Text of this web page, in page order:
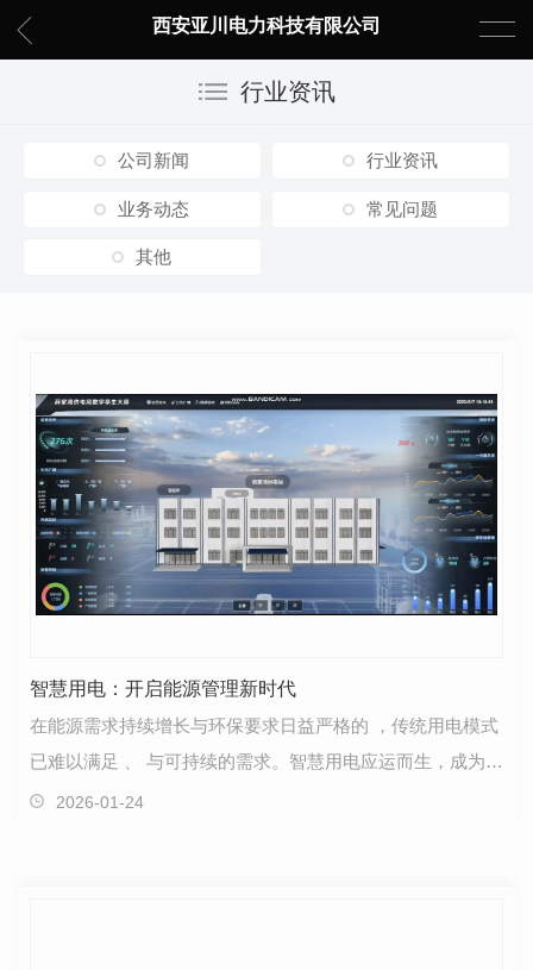
西安亚川电力科技有限公司
行业资讯
公司新闻 行业资讯
业务动态 常见问题
其他
智慧用电：开启能源管理新时代
在能源需求持续增长与环保要求日益严格的 ，传统用电模式
已难以满足 、 与可持续的需求。智慧用电应运而生，成为推
动能源管理变革的关键力量。本文将深入…
2026-01-24